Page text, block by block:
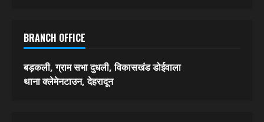
BRANCH OFFICE
बड़कली, ग्राम सभा दुधली, विकासखंड डोईवाला
थाना क्लेमेनटाउन, देहरादून